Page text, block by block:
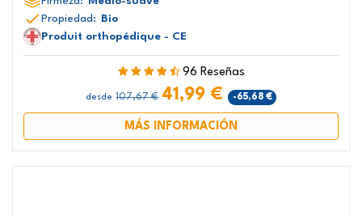
Propiedad: Bio
Produit orthopédique - CE
96 Reseñas
desde 107,67 € 41,99 € -65,68 €
MÁS INFORMACIÓN